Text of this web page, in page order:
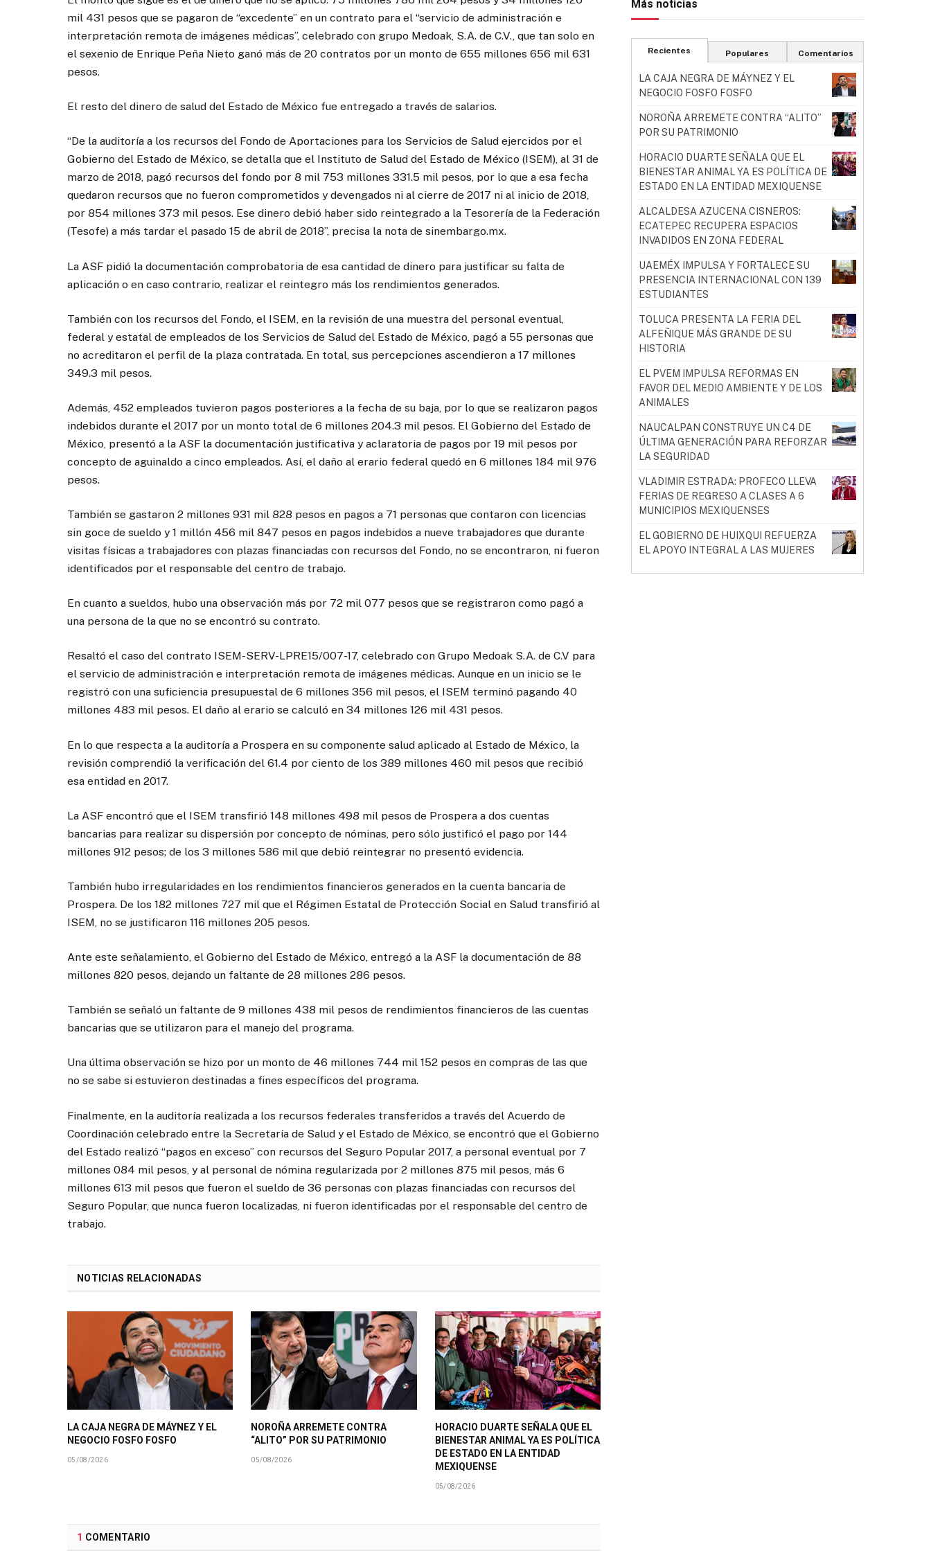
mil 431 pesos que se pagaron de “excedente” en un contrato para el “servicio de administración e
interpretación remota de imágenes médicas”, celebrado con grupo Medoak, S.A. de C.V., que tan solo en
el sexenio de Enrique Peña Nieto ganó más de 20 contratos por un monto de 655 millones 656 mil 631
pesos.
El resto del dinero de salud del Estado de México fue entregado a través de salarios.
“De la auditoría a los recursos del Fondo de Aportaciones para los Servicios de Salud ejercidos por el
Gobierno del Estado de México, se detalla que el Instituto de Salud del Estado de México (ISEM), al 31 de
marzo de 2018, pagó recursos del fondo por 8 mil 753 millones 331.5 mil pesos, por lo que a esa fecha
quedaron recursos que no fueron comprometidos y devengados ni al cierre de 2017 ni al inicio de 2018,
por 854 millones 373 mil pesos. Ese dinero debió haber sido reintegrado a la Tesorería de la Federación
(Tesofe) a más tardar el pasado 15 de abril de 2018”, precisa la nota de sinembargo.mx.
La ASF pidió la documentación comprobatoria de esa cantidad de dinero para justificar su falta de
aplicación o en caso contrario, realizar el reintegro más los rendimientos generados.
También con los recursos del Fondo, el ISEM, en la revisión de una muestra del personal eventual,
federal y estatal de empleados de los Servicios de Salud del Estado de México, pagó a 55 personas que
no acreditaron el perfil de la plaza contratada. En total, sus percepciones ascendieron a 17 millones
349.3 mil pesos.
Además, 452 empleados tuvieron pagos posteriores a la fecha de su baja, por lo que se realizaron pagos
indebidos durante el 2017 por un monto total de 6 millones 204.3 mil pesos. El Gobierno del Estado de
México, presentó a la ASF la documentación justificativa y aclaratoria de pagos por 19 mil pesos por
concepto de aguinaldo a cinco empleados. Así, el daño al erario federal quedó en 6 millones 184 mil 976
pesos.
También se gastaron 2 millones 931 mil 828 pesos en pagos a 71 personas que contaron con licencias
sin goce de sueldo y 1 millón 456 mil 847 pesos en pagos indebidos a nueve trabajadores que durante
visitas físicas a trabajadores con plazas financiadas con recursos del Fondo, no se encontraron, ni fueron
identificados por el responsable del centro de trabajo.
En cuanto a sueldos, hubo una observación más por 72 mil 077 pesos que se registraron como pagó a
una persona de la que no se encontró su contrato.
Resaltó el caso del contrato ISEM-SERV-LPRE15/007-17, celebrado con Grupo Medoak S.A. de C.V para
el servicio de administración e interpretación remota de imágenes médicas. Aunque en un inicio se le
registró con una suficiencia presupuestal de 6 millones 356 mil pesos, el ISEM terminó pagando 40
millones 483 mil pesos. El daño al erario se calculó en 34 millones 126 mil 431 pesos.
En lo que respecta a la auditoría a Prospera en su componente salud aplicado al Estado de México, la
revisión comprendió la verificación del 61.4 por ciento de los 389 millones 460 mil pesos que recibió
esa entidad en 2017.
La ASF encontró que el ISEM transfirió 148 millones 498 mil pesos de Prospera a dos cuentas
bancarias para realizar su dispersión por concepto de nóminas, pero sólo justificó el pago por 144
millones 912 pesos; de los 3 millones 586 mil que debió reintegrar no presentó evidencia.
También hubo irregularidades en los rendimientos financieros generados en la cuenta bancaria de
Prospera. De los 182 millones 727 mil que el Régimen Estatal de Protección Social en Salud transfirió al
ISEM, no se justificaron 116 millones 205 pesos.
Ante este señalamiento, el Gobierno del Estado de México, entregó a la ASF la documentación de 88
millones 820 pesos, dejando un faltante de 28 millones 286 pesos.
También se señaló un faltante de 9 millones 438 mil pesos de rendimientos financieros de las cuentas
bancarias que se utilizaron para el manejo del programa.
Una última observación se hizo por un monto de 46 millones 744 mil 152 pesos en compras de las que
no se sabe si estuvieron destinadas a fines específicos del programa.
Finalmente, en la auditoría realizada a los recursos federales transferidos a través del Acuerdo de
Coordinación celebrado entre la Secretaría de Salud y el Estado de México, se encontró que el Gobierno
del Estado realizó “pagos en exceso” con recursos del Seguro Popular 2017, a personal eventual por 7
millones 084 mil pesos, y al personal de nómina regularizada por 2 millones 875 mil pesos, más 6
millones 613 mil pesos que fueron el sueldo de 36 personas con plazas financiadas con recursos del
Seguro Popular, que nunca fueron localizadas, ni fueron identificadas por el responsable del centro de
trabajo.
NOTICIAS RELACIONADAS
LA CAJA NEGRA DE MÁYNEZ Y EL
NEGOCIO FOSFO FOSFO
05/08/2026
NOROÑA ARREMETE CONTRA
“ALITO” POR SU PATRIMONIO
05/08/2026
HORACIO DUARTE SEÑALA QUE EL
BIENESTAR ANIMAL YA ES POLÍTICA
DE ESTADO EN LA ENTIDAD
MEXIQUENSE
05/08/2026
1 COMENTARIO
Más noticias
Recientes Populares Comentarios
LA CAJA NEGRA DE MÁYNEZ Y EL
NEGOCIO FOSFO FOSFO
NOROÑA ARREMETE CONTRA “ALITO”
POR SU PATRIMONIO
HORACIO DUARTE SEÑALA QUE EL
BIENESTAR ANIMAL YA ES POLÍTICA DE
ESTADO EN LA ENTIDAD MEXIQUENSE
ALCALDESA AZUCENA CISNEROS:
ECATEPEC RECUPERA ESPACIOS
INVADIDOS EN ZONA FEDERAL
UAEMÉX IMPULSA Y FORTALECE SU
PRESENCIA INTERNACIONAL CON 139
ESTUDIANTES
TOLUCA PRESENTA LA FERIA DEL
ALFEÑIQUE MÁS GRANDE DE SU
HISTORIA
EL PVEM IMPULSA REFORMAS EN
FAVOR DEL MEDIO AMBIENTE Y DE LOS
ANIMALES
NAUCALPAN CONSTRUYE UN C4 DE
ÚLTIMA GENERACIÓN PARA REFORZAR
LA SEGURIDAD
VLADIMIR ESTRADA: PROFECO LLEVA
FERIAS DE REGRESO A CLASES A 6
MUNICIPIOS MEXIQUENSES
EL GOBIERNO DE HUIXQUI REFUERZA
EL APOYO INTEGRAL A LAS MUJERES